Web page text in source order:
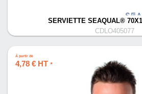
SERVIETTE SEAQUAL®
CDLO405077
À partir de
4,78 € HT *